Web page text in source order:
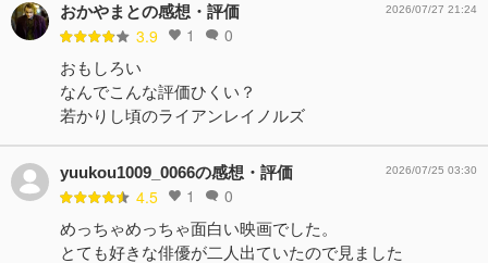
おかやまとの感想・評価
3.9 1 0
2026/07/27 21:24
おもしろい
なんでこんな評価ひくい？
若かりし頃のライアンレイノルズ
yuukou1009_0066の感想・評価
4.5 1 0
2026/07/25 03:30
めっちゃめっちゃ面白い映画でした。
とても好きな俳優が二人出ていたので見ました